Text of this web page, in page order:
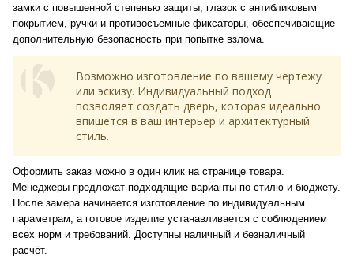
замки с повышенной степенью защиты, глазок с антибликовым
покрытием, ручки и противосъемные фиксаторы, обеспечивающие
дополнительную безопасность при попытке взлома.
Возможно изготовление по вашему чертежу
или эскизу. Индивидуальный подход
позволяет создать дверь, которая идеально
впишется в ваш интерьер и архитектурный
стиль.
Оформить заказ можно в один клик на странице товара.
Менеджеры предложат подходящие варианты по стилю и бюджету.
После замера начинается изготовление по индивидуальным
параметрам, а готовое изделие устанавливается с соблюдением
всех норм и требований. Доступны наличный и безналичный
расчёт.